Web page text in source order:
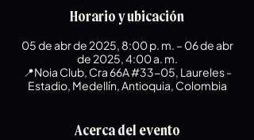
Horario y ubicación
05 de abr de 2025, 8:00 p. m. – 06 de abr
de 2025, 4:00 a. m.
📍Noia Club, Cra 66A #33-05, Laureles -
Estadio, Medellín, Antioquia, Colombia
Acerca del evento